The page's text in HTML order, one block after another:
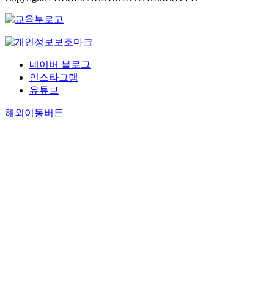
네이버 블로그
인스타그램
유튜브
해외이동버튼